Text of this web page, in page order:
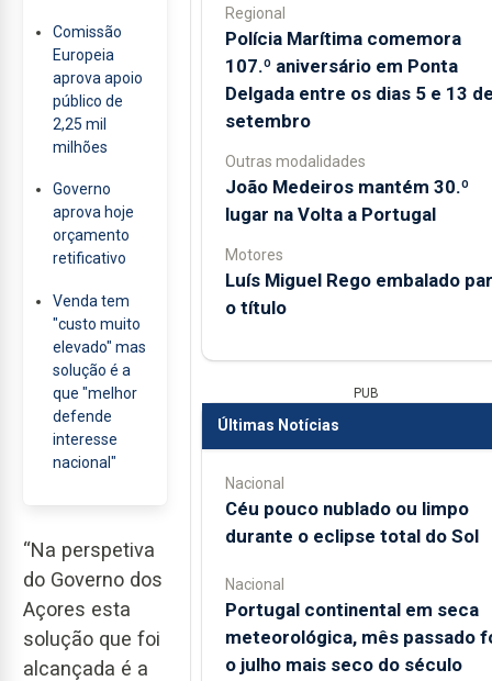
Comissão
Europeia
aprova apoio
público de
2,25 mil
milhões
Governo
aprova hoje
orçamento
retificativo
Venda tem
"custo muito
elevado" mas
solução é a
que "melhor
defende
interesse
nacional"
“Na perspetiva
do Governo dos
Açores esta
solução que foi
alcançada é a
Regional
Polícia Marítima comemora
107.º aniversário em Ponta
Delgada entre os dias 5 e 13
setembro
Outras modalidades
João Medeiros mantém 30.º
lugar na Volta a Portugal
Motores
Luís Miguel Rego embalado
o título
PUB
Últimas Notícias
Nacional
Céu pouco nublado ou limpo
durante o eclipse total do Sol
Nacional
Portugal continental em seca
meteorológica, mês passado
o julho mais seco do século